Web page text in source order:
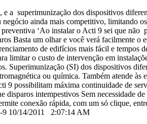
a superimunização dos dispositivos
ainda mais competitivo, limitando
‘Ao instalar o Acti 9 sei que
Basta um olhar e você verá facilmente o
de edifícios mais fácil e tempos
o custo de intervenção em
Superimunização (SI) dos dispositivos
ou química. Também atende às
possibilitam máxima continuidade de
disparos intempestivos Sem
conexão rápida, com um só clique,
9 10/14/2011 2:07:14 AM